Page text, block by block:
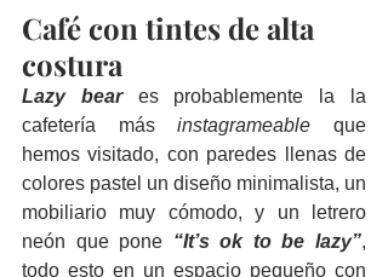
Café con tintes de alta
costura
Lazy bear
es probablemente la la
cafetería más instagrameable que
hemos visitado, con paredes llenas de
colores pastel un diseño minimalista, un
mobiliario muy cómodo, y un letrero
neón que pone “It’s ok to be lazy”,
todo esto en un espacio pequeño con